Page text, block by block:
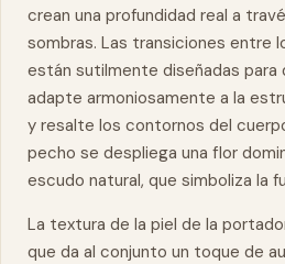
crean una profundidad real a
sombras. Las transiciones entre
están sutilmente diseñadas para
adapte armoniosamente a la
y resalte los contornos del
pecho se despliega una flor
escudo natural, que simboliza la
La textura de la piel de la
que da al conjunto un toque de